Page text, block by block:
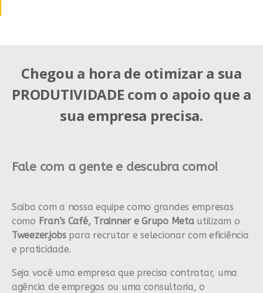
Chegou a hora de otimizar a sua
PRODUTIVIDADE com o apoio que a
sua empresa precisa.
Fale com a gente e descubra como!
Saiba com a nossa equipe como grandes empresas
como Fran’s Café, Trainner e Grupo Meta utilizam o
Tweezer.jobspara recrutar e selecionar com eficiência
e praticidade.
Seja você uma empresa que precisa contratar, uma
agência de empregos ou uma consultoria, o